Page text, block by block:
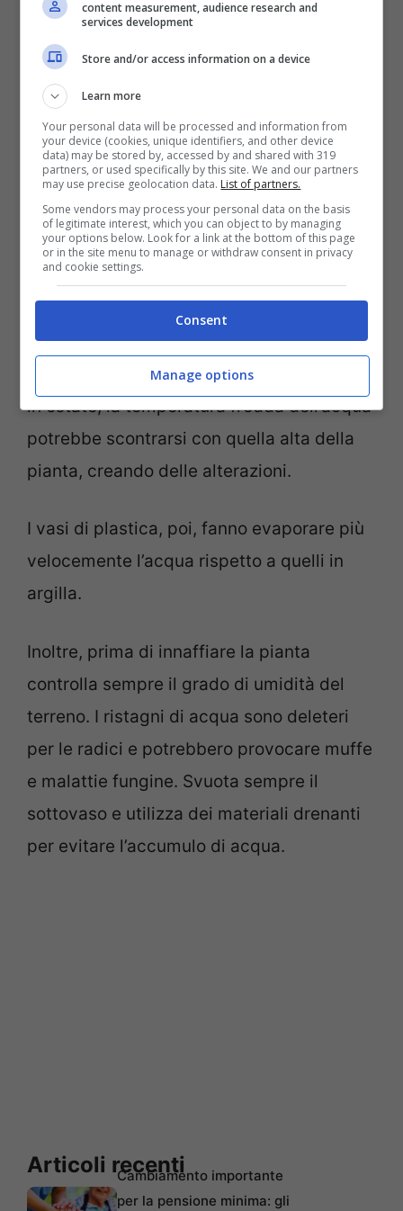
Per avere delle piante rigogliose è
necessario anche sapere quando
innaffiarle. Il momento migliore per
compiere questa operazione è al mattino
presto. Infatti, in queste ore inizia l’attività
metabolica della pianta, ed è il momento
migliore per darle idratazione.
Se innaffi la pianta durante le altre ore del
giorno rischi, che con il sole, l’acqua
evapori velocemente. Inoltre, soprattutto
in estate, la temperatura fredda dell’acqua
potrebbe scontrarsi con quella alta della
pianta, creando delle alterazioni.
I vasi di plastica, poi, fanno evaporare più
velocemente l’acqua rispetto a quelli in
argilla.
Inoltre, prima di innaffiare la pianta
controlla sempre il grado di umidità del
terreno. I ristagni di acqua sono deleteri
per le radici e potrebbero provocare muffe
e malattie fungine. Svuota sempre il
sottovaso e utilizza dei materiali drenanti
per evitare l’accumulo di acqua.
Articoli recentiCambiamento importante
per la pensione minima: gli
content measurement, audience research and
services development
Store and/or access information on a device
Learn more
Your personal data will be processed and information from
your device (cookies, unique identifiers, and other device
data) may be stored by, accessed by and shared with 319
partners, or used specifically by this site. We and our partners
may use precise geolocation data. List of partners.
Some vendors may process your personal data on the basis
of legitimate interest, which you can object to by managing
your options below. Look for a link at the bottom of this page
or in the site menu to manage or withdraw consent in privacy
and cookie settings.
Consent
Manage options